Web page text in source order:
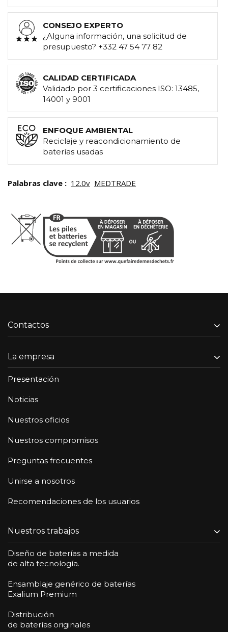
CONSEJO EXPERTO
¿Alguna información, una solicitud de
presupuesto? +332 47 54 77 82
CALIDAD CERTIFICADA
Validado por 3 certificaciones ISO: 13485,
14001 y 9001
ENFOQUE AMBIENTAL
Reciclaje y reacondicionamiento de
baterías usadas
Palabras clave : 12.0v MEDTRADE
Contactos
La empresa
Presentación
Noticias
Nuestros oficios
Nuestros compromisos
Preguntas frecuentes
Unirse a nosotros
Recomendaciones de los usuarios
Nuestros trabajos
Diseño de baterías a medida
de alta tecnología.
Ensamblaje genérico de baterías
Exalium Premium
Distribución
de baterías originales